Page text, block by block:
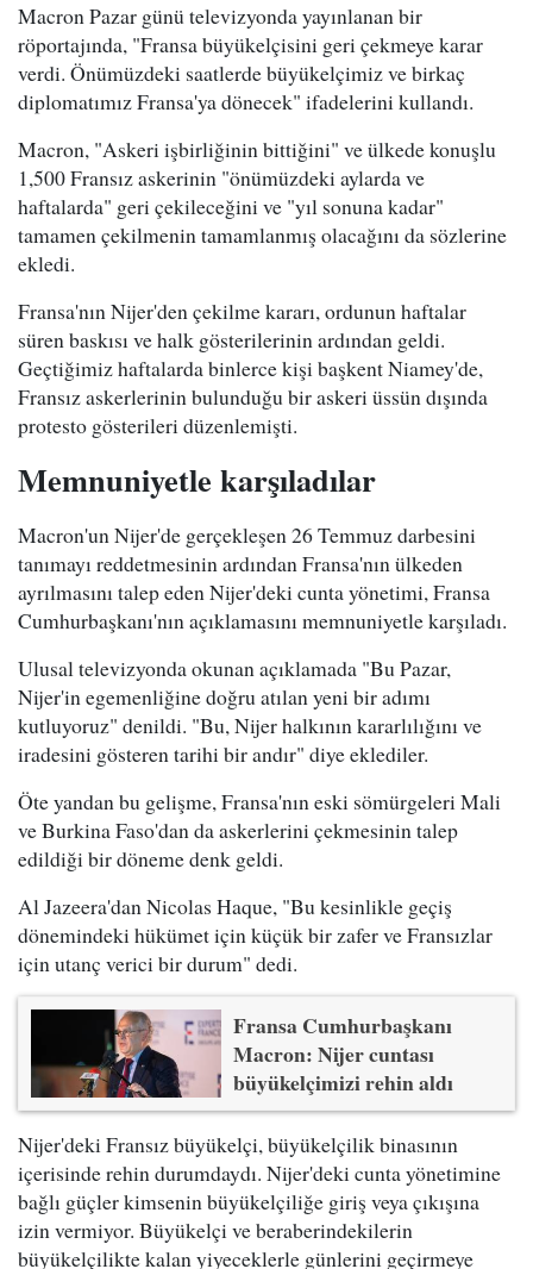
Macron Pazar günü televizyonda yayınlanan bir
röportajında, "Fransa büyükelçisini geri çekmeye karar
verdi. Önümüzdeki saatlerde büyükelçimiz ve birkaç
diplomatımız Fransa'ya dönecek" ifadelerini kullandı.
Macron, "Askeri işbirliğinin bittiğini" ve ülkede konuşlu
1,500 Fransız askerinin "önümüzdeki aylarda ve
haftalarda" geri çekileceğini ve "yıl sonuna kadar"
tamamen çekilmenin tamamlanmış olacağını da sözlerine
ekledi.
Fransa'nın Nijer'den çekilme kararı, ordunun haftalar
süren baskısı ve halk gösterilerinin ardından geldi.
Geçtiğimiz haftalarda binlerce kişi başkent Niamey'de,
Fransız askerlerinin bulunduğu bir askeri üssün dışında
protesto gösterileri düzenlemişti.
Memnuniyetle karşıladılar
Macron'un Nijer'de gerçekleşen 26 Temmuz darbesini
tanımayı reddetmesinin ardından Fransa'nın ülkeden
ayrılmasını talep eden Nijer'deki cunta yönetimi, Fransa
Cumhurbaşkanı'nın açıklamasını memnuniyetle karşıladı.
Ulusal televizyonda okunan açıklamada "Bu Pazar,
Nijer'in egemenliğine doğru atılan yeni bir adımı
kutluyoruz" denildi. "Bu, Nijer halkının kararlılığını ve
iradesini gösteren tarihi bir andır" diye eklediler.
Öte yandan bu gelişme, Fransa'nın eski sömürgeleri Mali
ve Burkina Faso'dan da askerlerini çekmesinin talep
edildiği bir döneme denk geldi.
Al Jazeera'dan Nicolas Haque, "Bu kesinlikle geçiş
dönemindeki hükümet için küçük bir zafer ve Fransızlar
için utanç verici bir durum" dedi.
Fransa Cumhurbaşkanı
Macron: Nijer cuntası
büyükelçimizi rehin aldı
Nijer'deki Fransız büyükelçi, büyükelçilik binasının
içerisinde rehin durumdaydı. Nijer'deki cunta yönetimine
bağlı güçler kimsenin büyükelçiliğe giriş veya çıkışına
izin vermiyor. Büyükelçi ve beraberindekilerin
büyükelçilikte kalan yiyeceklerle günlerini geçirmeye